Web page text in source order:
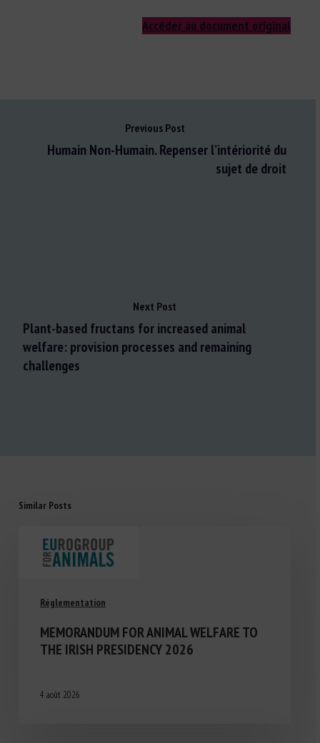
Accéder au document original
Previous Post
Humain Non-Humain. Repenser l’intériorité du
sujet de droit
Next Post
Plant-based fructans for increased animal
welfare: provision processes and remaining
challenges
Similar Posts
Réglementation
MEMORANDUM FOR ANIMAL WELFARE TO
THE IRISH PRESIDENCY 2026
4 août 2026